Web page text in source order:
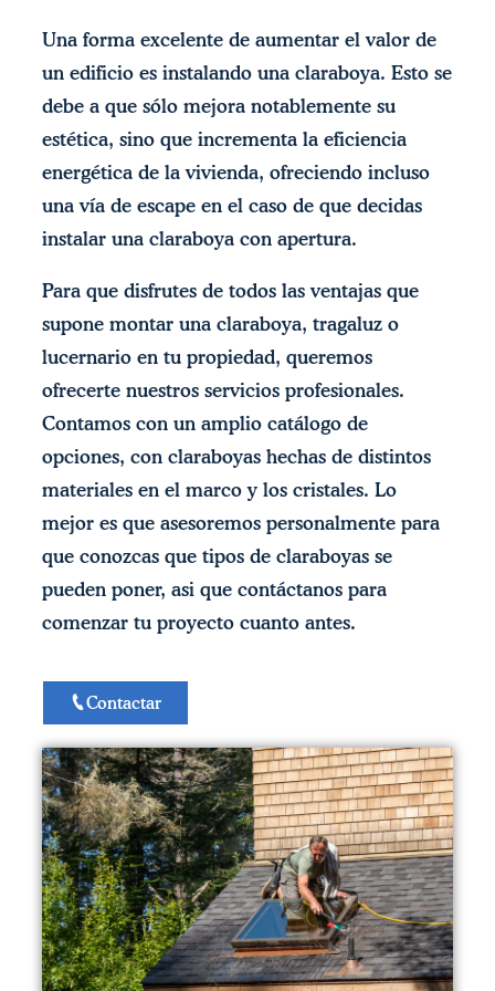
Una forma excelente de aumentar el valor de
un edificio es instalando una claraboya. Esto se
debe a que sólo mejora notablemente su
estética, sino que incrementa la eficiencia
energética de la vivienda, ofreciendo incluso
una vía de escape en el caso de que decidas
instalar una claraboya con apertura.
Para que disfrutes de todos las ventajas que
supone montar una claraboya, tragaluz o
lucernario en tu propiedad, queremos
ofrecerte nuestros servicios profesionales.
Contamos con un amplio catálogo de
opciones, con claraboyas hechas de distintos
materiales en el marco y los cristales. Lo
mejor es que asesoremos personalmente para
que conozcas que tipos de claraboyas se
pueden poner, asi que contáctanos para
comenzar tu proyecto cuanto antes.
Contactar